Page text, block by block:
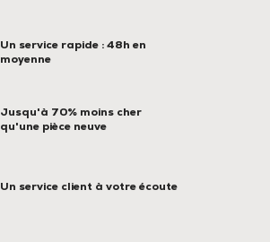
Un service rapide : 48h en
moyenne
Jusqu'à 70% moins cher
qu'une pièce neuve
Un service client à votre écoute